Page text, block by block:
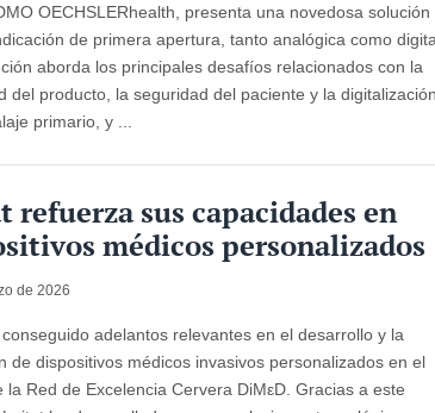
OECHSLERhealth, presenta una novedosa solución
de primera apertura, tanto analógica como
aborda los principales desafíos relacionados con la
del producto, la seguridad del paciente y la
primario, y ...
refuerza sus capacidades en
médicos personalizados
de 2026
adelantos relevantes en el desarrollo y la
de dispositivos médicos invasivos personalizados en el
la Red de Excelencia Cervera DiMεD. Gracias a este